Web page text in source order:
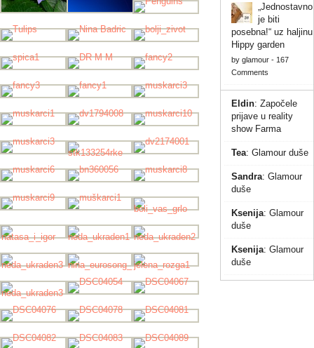
„Jednostavno
je biti
posebna!“ uz haljinu
Hippy garden
by glamour- 167
Comments
Eldin: Započele
prijave u reality
show Farma
Tea: Glamour duše
Sandra: Glamour
duše
Ksenija: Glamour
duše
Ksenija: Glamour
duše